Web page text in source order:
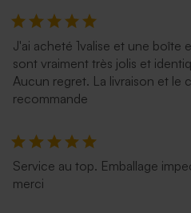
J'ai acheté 1valise et une boîte
sont vraiment très jolis et
Aucun regret. La livraison et le
recommande
Service au top. Emballage
merci